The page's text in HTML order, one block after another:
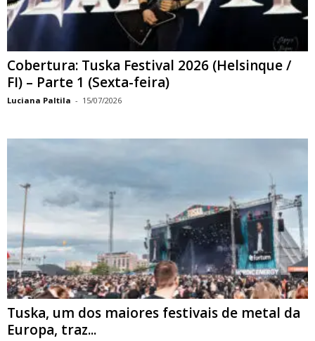
Cobertura: Tuska Festival 2026 (Helsinque /
FI) – Parte 1 (Sexta-feira)
Luciana Paltila - 15/07/2026
Tuska, um dos maiores festivais de metal da
Europa, traz...